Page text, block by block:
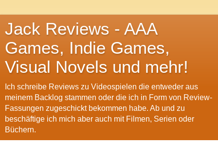
Jack Reviews - AAA
Games, Indie Games,
Visual Novels und mehr!
Ich schreibe Reviews zu Videospielen die entweder aus
meinem Backlog stammen oder die ich in Form von Review-
Fassungen zugeschickt bekommen habe. Ab und zu
beschäftige ich mich aber auch mit Filmen, Serien oder
Büchern.